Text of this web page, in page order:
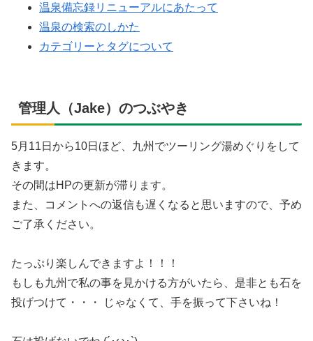
温泉備忘録リニューアルにあたって
温泉の検索のしかた
カテゴリーとタグについて
管理人（Jake）のつぶやき
5月11日から10日ほど、九州でツーリング湯めぐりをして
きます。
その間はHPの更新が滞ります。
また、コメントへの返信も遅くなると思いますので、予め
ご了承ください。
たっぷり楽しんできますよ！！！
もしも九州で私の事を見かける方がいたら、是非とも石を
投げつけて・・・ じゃなくて、手を振って下さいね！